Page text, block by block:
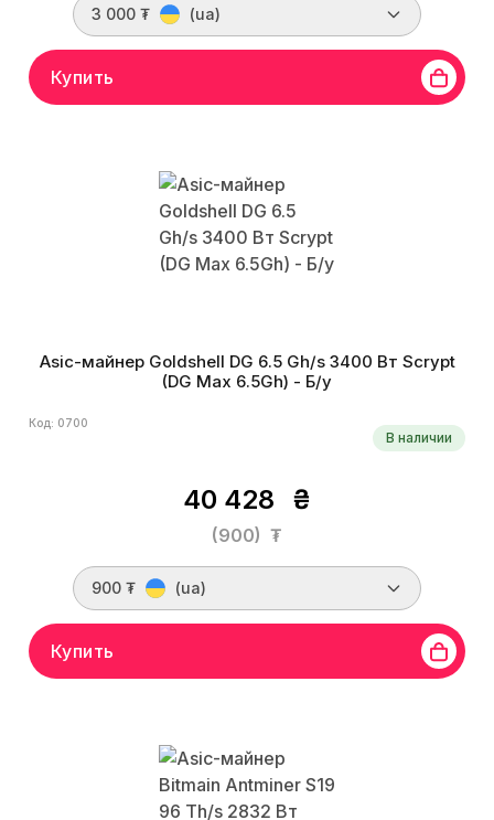
3 000 ₮ (ua)
Купить
Asic-майнер Goldshell DG 6.5 Gh/s 3400 Вт Scrypt
(DG Max 6.5Gh) - Б/у
Код: 0700
В наличии
40 428 ₴
(900) ₮
900 ₮ (ua)
Купить